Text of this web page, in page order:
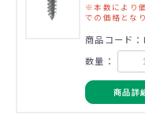
※本数により
での価格とな
商品コード
数量：
商品詳